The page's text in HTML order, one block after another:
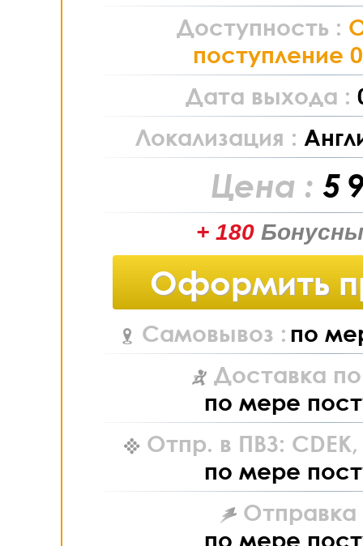
Доступность :
поступление
Дата выхода :
Локализация :
Цена : 5
+ 180
Оформить
Самовывоз : по
Доставка
по мере
Отпр. в ПВЗ: CDEK,
по мере
Отправка
по мере